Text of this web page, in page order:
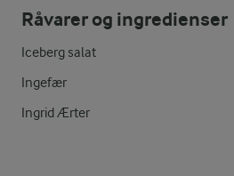
Råvarer og ingredienser
Iceberg salat
Ingefær
Ingrid Ærter